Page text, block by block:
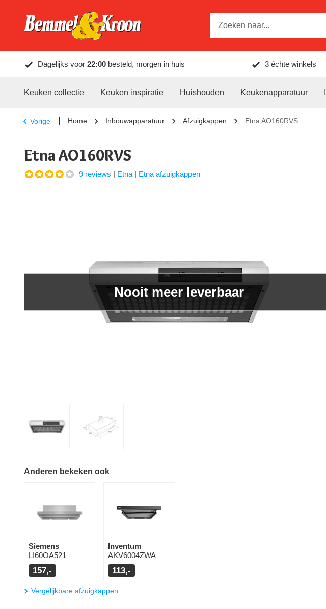
Dagelijks voor 22:00 besteld, morgen in huis 3 échte winkels
Keuken collectie Keuken inspiratie Huishouden Keukenapparatuur
Vorige Home Inbouwapparatuur Afzuigkappen Etna AO160RVS
Etna AO160RVS
9 reviews | Etna | Etna afzuigkappen
Nooit meer leverbaar
Anderen bekeken ook
Siemens
LI60OA521
157,-
Inventum
AKV6004ZWA
113,-
Vergelijkbare afzuigkappen